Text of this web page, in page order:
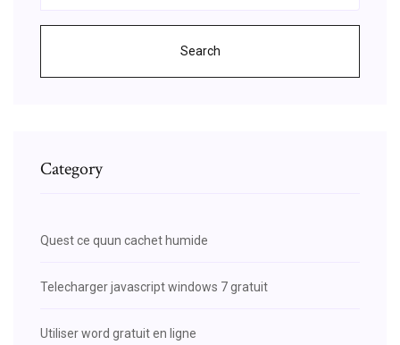
Search
Category
Quest ce quun cachet humide
Telecharger javascript windows 7 gratuit
Utiliser word gratuit en ligne